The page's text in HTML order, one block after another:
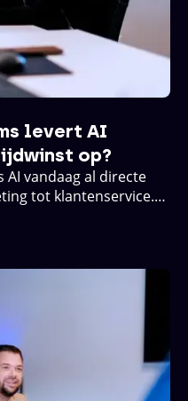
levert AI
op?
AI vandaag al directe
tot klantenservice.